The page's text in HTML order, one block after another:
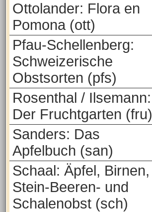
Ottolander: Flora en
Pomona (ott)
Pfau-Schellenberg:
Schweizerische
Obstsorten (pfs)
Rosenthal / Ilsemann:
Der Fruchtgarten (fru)
Sanders: Das
Apfelbuch (san)
Schaal: Äpfel, Birnen,
Stein-Beeren- und
Schalenobst (sch)